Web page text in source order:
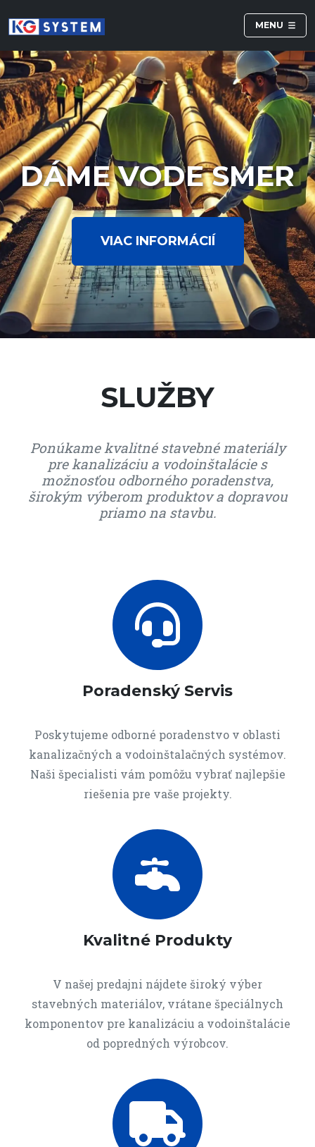
MENU
DÁME VODE SMER
VIAC INFORMÁCIÍ
SLUŽBY
Ponúkame kvalitné stavebné materiály
pre kanalizáciu a vodoinštalácie s
možnosťou odborného poradenstva,
širokým výberom produktov a dopravou
priamo na stavbu.
Poradenský Servis
Poskytujeme odborné poradenstvo v oblasti
kanalizačných a vodoinštalačných systémov.
Naši špecialisti vám pomôžu vybrať najlepšie
riešenia pre vaše projekty.
Kvalitné Produkty
V našej predajni nájdete široký výber
stavebných materiálov, vrátane špeciálnych
komponentov pre kanalizáciu a vodoinštalácie
od popredných výrobcov.